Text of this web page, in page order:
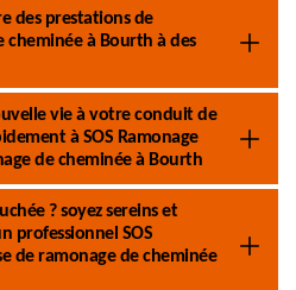
des prestations de
cheminée à Bourth à des
vie à votre conduit de
à SOS Ramonage
de cheminée à Bourth
? soyez sereins et
professionnel SOS
de ramonage de cheminée